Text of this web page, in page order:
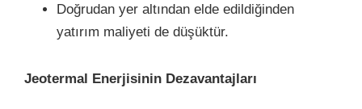
Doğrudan yer altından elde edildiğinden
yatırım maliyeti de düşüktür.
Jeotermal Enerjisinin Dezavantajları